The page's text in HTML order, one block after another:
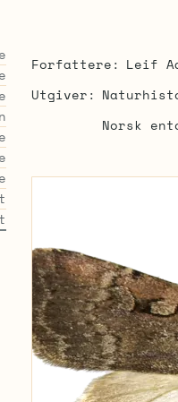
Forfattere Leif
Utgiver
Norsk